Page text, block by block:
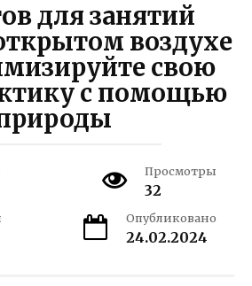
для занятий
воздухе
свою
с помощью
Просмотры
32
Опубликовано
24.02.2024